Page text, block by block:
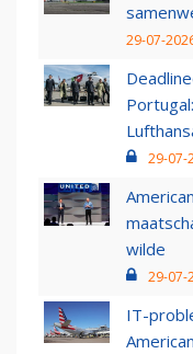
29-07-
29-07-
wilde
29-07-
IT-